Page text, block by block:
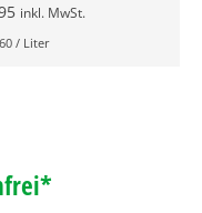
inkl. MwSt.
/ Liter